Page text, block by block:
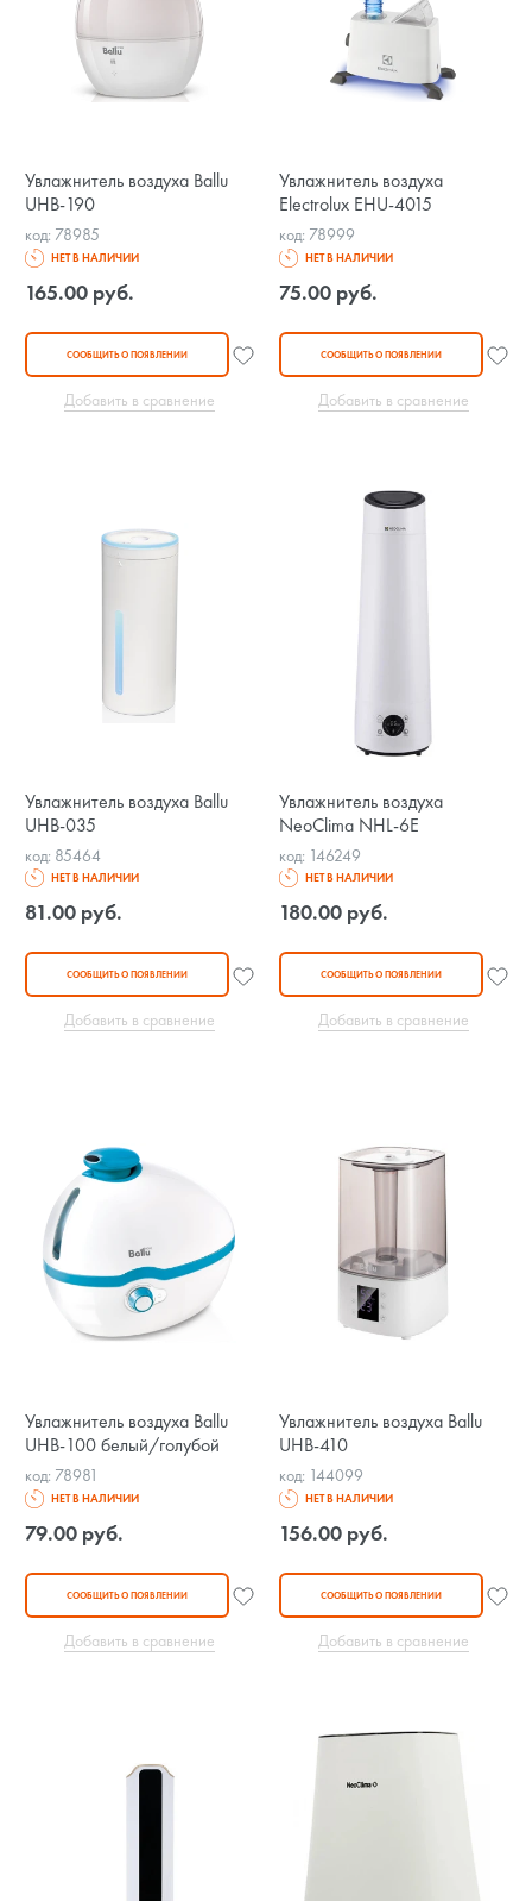
Увлажнитель воздуха Ballu
UHB-190
код: 78985
НЕТ В НАЛИЧИИ
165.00 руб.
СООБЩИТЬ О ПОЯВЛЕНИИ
Добавить в сравнение
Увлажнитель воздуха
Electrolux EHU-4015
код: 78999
НЕТ В НАЛИЧИИ
75.00 руб.
СООБЩИТЬ О ПОЯВЛЕНИИ
Добавить в сравнение
Увлажнитель воздуха Ballu
UHB-035
код: 85464
НЕТ В НАЛИЧИИ
81.00 руб.
СООБЩИТЬ О ПОЯВЛЕНИИ
Добавить в сравнение
Увлажнитель воздуха
NeoClima NHL-6E
код: 146249
НЕТ В НАЛИЧИИ
180.00 руб.
СООБЩИТЬ О ПОЯВЛЕНИИ
Добавить в сравнение
Увлажнитель воздуха Ballu
UHB-100 белый/голубой
код: 78981
НЕТ В НАЛИЧИИ
79.00 руб.
СООБЩИТЬ О ПОЯВЛЕНИИ
Добавить в сравнение
Увлажнитель воздуха Ballu
UHB-410
код: 144099
НЕТ В НАЛИЧИИ
156.00 руб.
СООБЩИТЬ О ПОЯВЛЕНИИ
Добавить в сравнение